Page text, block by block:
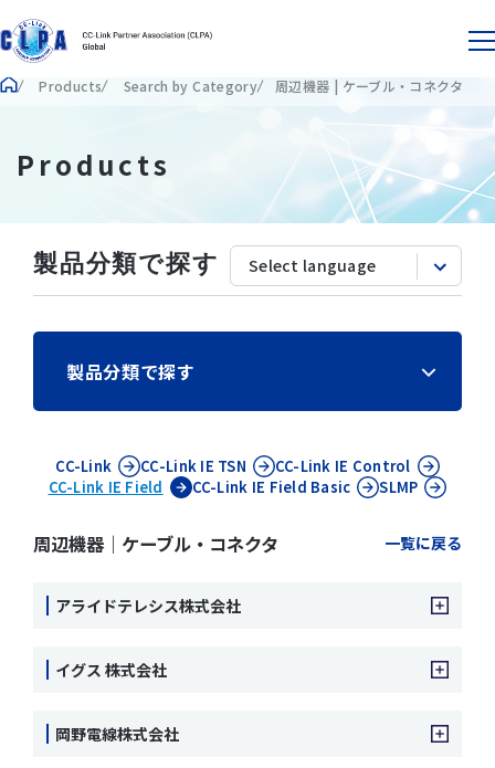
Products Search by Category 周辺機器 | ケーブル・コネクタ
Products
製品分類で探す
製品分類で探す
CC-Link CC-Link IE TSN CC-Link IE Control
CC-Link IE Field CC-Link IE Field Basic SLMP
周辺機器｜ケーブル・コネクタ 一覧に戻る
アライドテレシス株式会社
イグス 株式会社
岡野電線株式会社